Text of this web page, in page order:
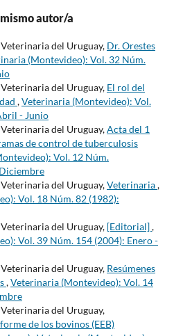
autor/a
del Uruguay, Dr. Orestes
(Montevideo): Vol. 32 Núm.
del Uruguay, El rol del
,Veterinaria (Montevideo): Vol.
- Junio
del Uruguay,Acta del 1
de control de tuberculosis
Vol. 12 Núm.
del Uruguay,Veterinaria,
Vol. 18 Núm. 82 (1982):
del Uruguay, [Editorial],
Vol. 39 Núm. 154 (2004): Enero -
del Uruguay, Resúmenes
,Veterinaria (Montevideo): Vol. 14
del Uruguay,
de los bovinos (EEB)